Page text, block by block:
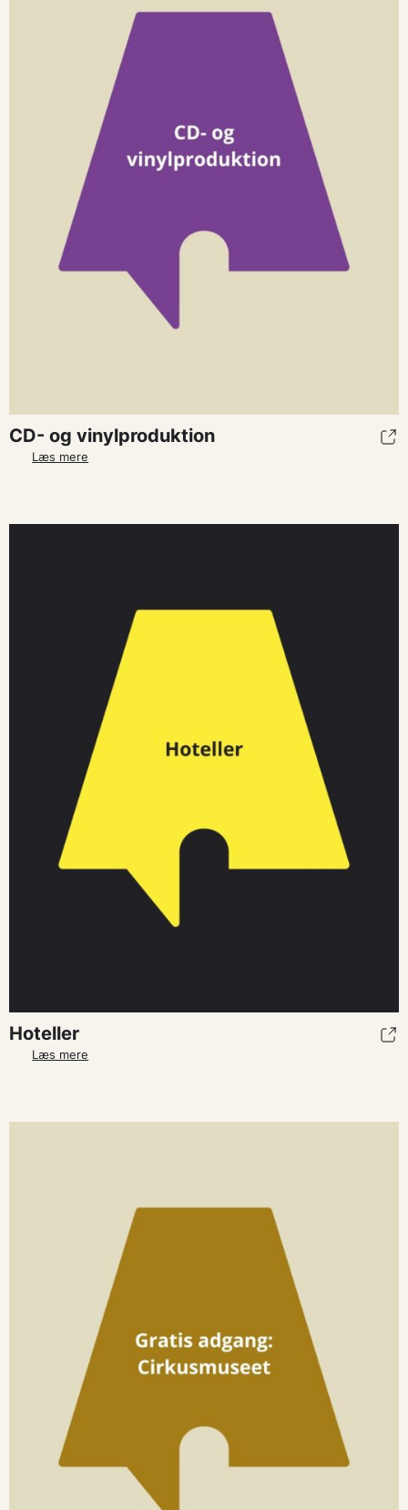
CD- og vinylproduktion
Læs mere
Hoteller
Læs mere